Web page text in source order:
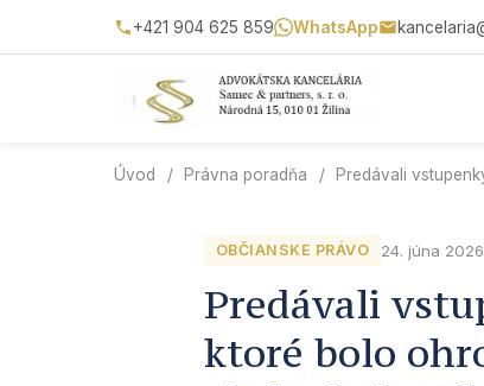
+421 904 625 859 WhatsApp
Úvod / Právna poradňa / Predávali
OBČIANSKE PRÁVO 24. júna 2026
Predávali
ktoré bolo